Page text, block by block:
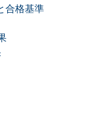
合格基準